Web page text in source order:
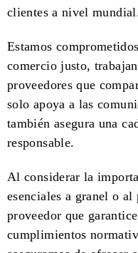
clientes a nivel
Estamos
comercio justo,
proveedores que
solo apoya a las
también asegura una
responsable.
Al considerar la
esenciales a granel o
proveedor que
cumplimientos